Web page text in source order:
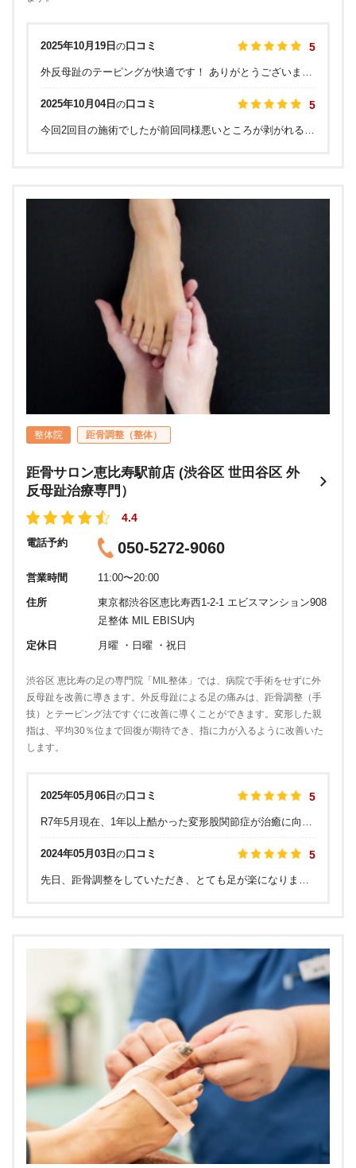
2025年10月19日 の口コミ 5
2025年10月04日 の口コミ 5
整体院 距骨調整（整体）
距骨サロン恵比寿駅前店 (渋谷区 世田谷区 外
反母趾治療専門）
4.4
電話予約 050-5272-9060
営業時間 11:00〜20:00
住所
東京都渋谷区恵比寿西1-2-1 エビスマンション908
足整体 MIL EBISU内
定休日 月曜 ・日曜 ・祝日
渋谷区 恵比寿の足の専門院「MIL整体」では、病院で手術をせずに外
反母趾を改善に導きます。外反母趾による足の痛みは、距骨調整（手
技）とテーピング法ですぐに改善に導くことができます。変形した親
指は、平均30％位まで回復が期待でき、指に力が入るように改善いた
します。
2025年05月06日 の口コミ 5
2024年05月03日 の口コミ 5